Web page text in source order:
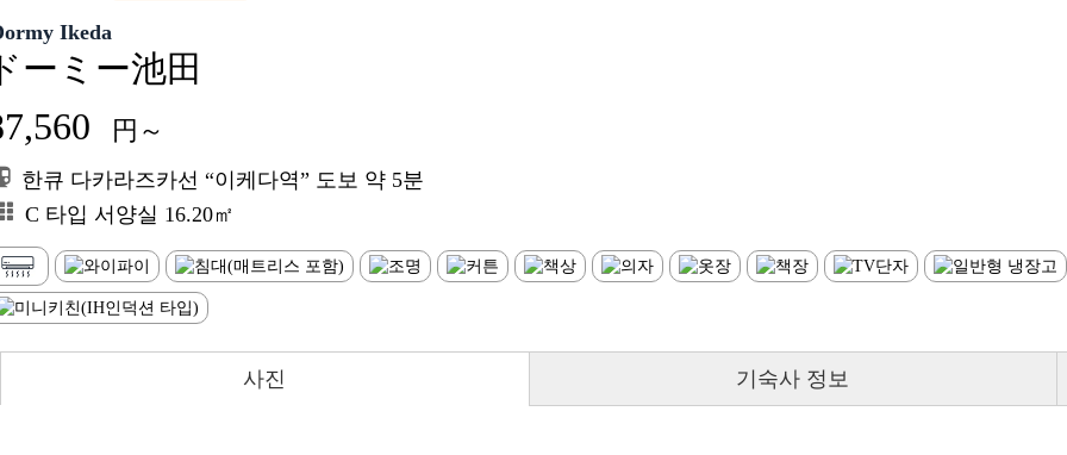
Ikeda
ーミー池田
円～
한큐 다카라즈카선 “이케다역” 도보 약 5분
C 타입 서양실 16.20㎡
사진 기숙사 정보